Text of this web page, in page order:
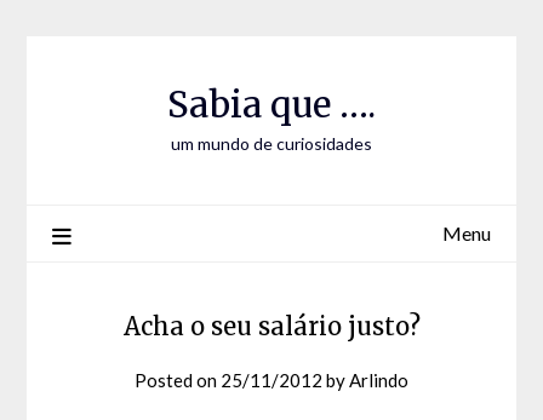
Sabia que ….
um mundo de curiosidades
Menu
Acha o seu salário justo?
Posted on 25/11/2012 byArlindo